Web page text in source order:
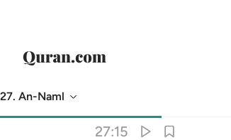
27. An-Naml
27:15